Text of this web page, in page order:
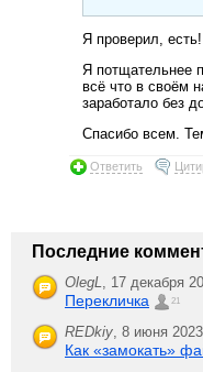
Я проверил, есть!
Я потщательнее
всё что в своём
заработало без
Спасибо всем.
Ответить
Последние
OlegL, 17 декабря
Перекличка 21
REDkiy, 8 июня
Как «замокать»